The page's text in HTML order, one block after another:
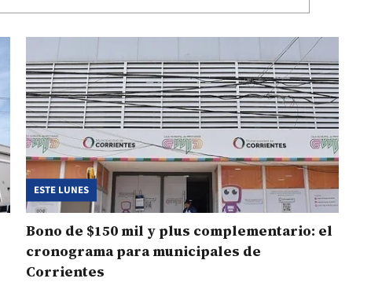
ESTE LUNES
Bono de $150 mil y plus complementario: el
cronograma para municipales de
Corrientes